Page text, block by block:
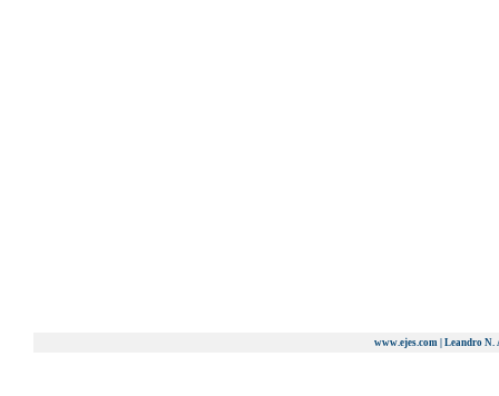
www.ejes.com | Leandro N.